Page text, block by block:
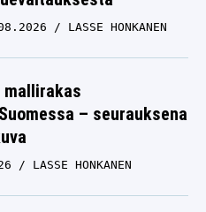
LASSE HONKANEN
mallirakas
– seurauksena
LASSE HONKANEN